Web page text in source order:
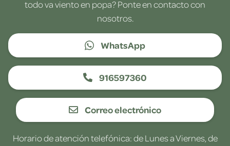
todo va viento en popa? Ponte en contacto con
nosotros.
WhatsApp
916597360
Correo electrónico
Horario de atención telefónica: de Lunes a Viernes, de